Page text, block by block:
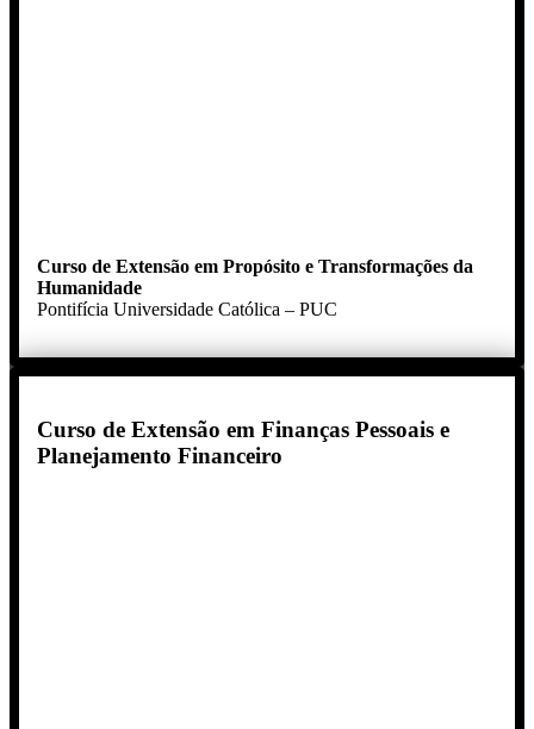
Curso de Extensão em Propósito e Transformações da
Humanidade
Pontifícia Universidade Católica – PUC
Curso de Extensão em Finanças Pessoais e
Planejamento Financeiro